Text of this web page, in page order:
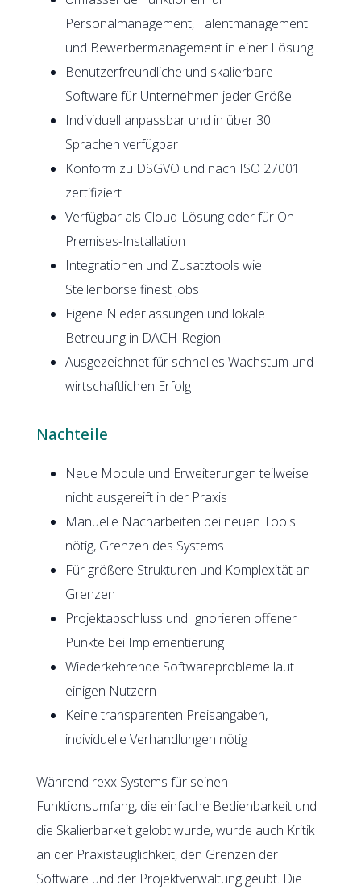
Personalmanagement, Talentmanagement
und Bewerbermanagement in einer Lösung
Benutzerfreundliche und skalierbare
Software für Unternehmen jeder Größe
Individuell anpassbar und in über 30
Sprachen verfügbar
Konform zu DSGVO und nach ISO 27001
zertifiziert
Verfügbar als Cloud-Lösung oder für On-
Premises-Installation
Integrationen und Zusatztools wie
Stellenbörse finest jobs
Eigene Niederlassungen und lokale
Betreuung in DACH-Region
Ausgezeichnet für schnelles Wachstum und
wirtschaftlichen Erfolg
Nachteile
Neue Module und Erweiterungen teilweise
nicht ausgereift in der Praxis
Manuelle Nacharbeiten bei neuen Tools
nötig, Grenzen des Systems
Für größere Strukturen und Komplexität an
Grenzen
Projektabschluss und Ignorieren offener
Punkte bei Implementierung
Wiederkehrende Softwareprobleme laut
einigen Nutzern
Keine transparenten Preisangaben,
individuelle Verhandlungen nötig
Während rexx Systems für seinen
Funktionsumfang, die einfache Bedienbarkeit und
die Skalierbarkeit gelobt wurde, wurde auch Kritik
an der Praxistauglichkeit, den Grenzen der
Software und der Projektverwaltung geübt. Die